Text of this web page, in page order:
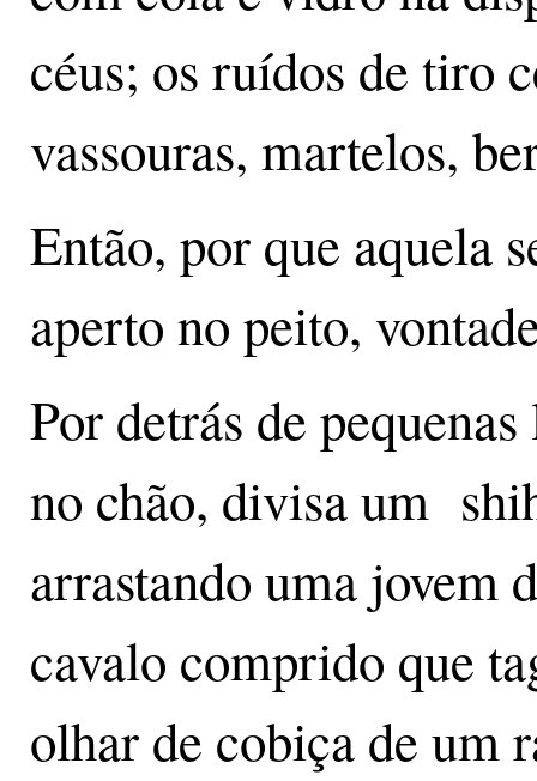
céus; os ruídos de tiro
vassouras, martelos,
Então, por que aquela
aperto no peito,
Por detrás de
no chão, divisa um
arrastando uma jovem
cavalo comprido que
olhar de cobiça de um